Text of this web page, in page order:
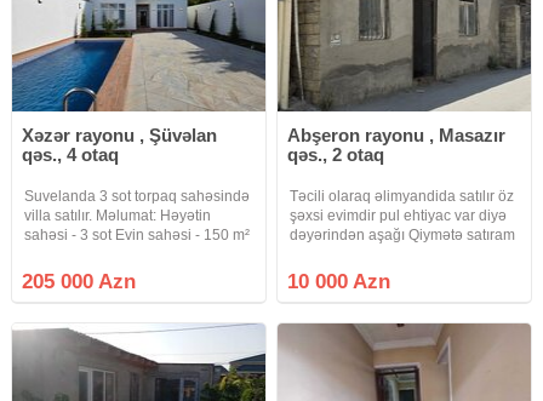
Xəzər rayonu , Şüvəlan
qəs., 4 otaq
Suvelanda 3 sot torpaq sahəsində
villa satılır. Məlumat: Həyətin
sahəsi - 3 sot Evin sahəsi - 150 m²
Sanitar qovşaq -2+1 Həyətində
Hovuz, Sanuzeli, Manqalni,
205 000 Azn
Abşeron rayonu , Masazır
qəs., 2 otaq
Təcili olaraq əlimyandida satılır öz
şəxsi evimdir pul ehtiyac var diyə
dəyərindən aşağı Qiymətə satıram
torpaq qiymətinə Həyət evi satıram
sənətlər çıxarış Tam
10 000 Azn